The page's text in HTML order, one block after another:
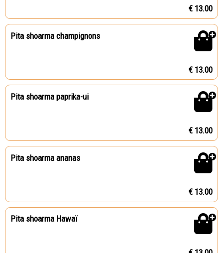
€ 13.00
Pita shoarma champignons
€ 13.00
Pita shoarma paprika-ui
€ 13.00
Pita shoarma ananas
€ 13.00
Pita shoarma Hawaï